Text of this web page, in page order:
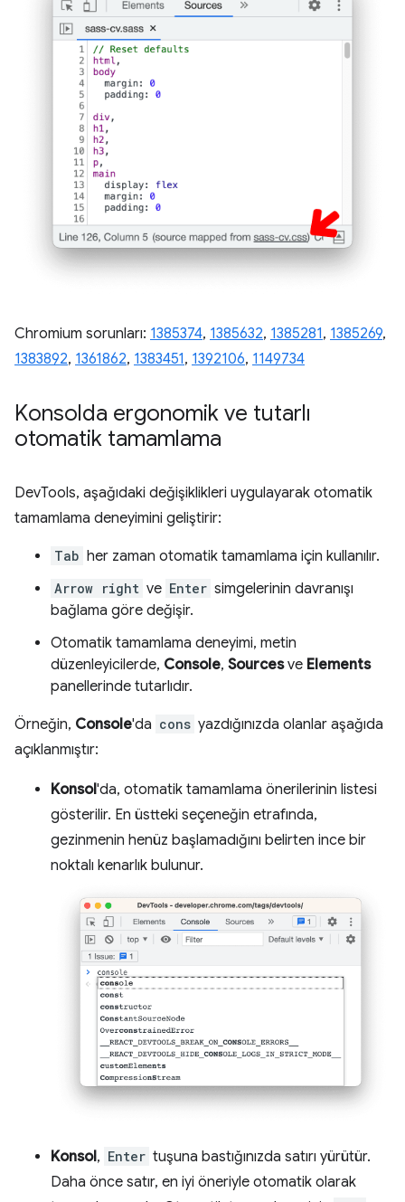
Chromium sorunları: 1385374, 1385632, 1385281, 1385269,
1383892, 1361862, 1383451, 1392106, 1149734
Konsolda ergonomik ve tutarlı
otomatik tamamlama
DevTools, aşağıdaki değişiklikleri uygulayarak otomatik
tamamlama deneyimini geliştirir:
Tab her zaman otomatik tamamlama için kullanılır.
Arrow right ve Enter simgelerinin davranışı
bağlama göre değişir.
Otomatik tamamlama deneyimi, metin
düzenleyicilerde, Console, Sourcesve Elements
panellerinde tutarlıdır.
Örneğin, Console'da cons yazdığınızda olanlar aşağıda
açıklanmıştır:
Konsol'da, otomatik tamamlama önerilerinin listesi
gösterilir. En üstteki seçeneğin etrafında,
gezinmenin henüz başlamadığını belirten ince bir
noktalı kenarlık bulunur.
Konsol, Enter tuşuna bastığınızda satırı yürütür.
Daha önce satır, en iyi öneriyle otomatik olarak